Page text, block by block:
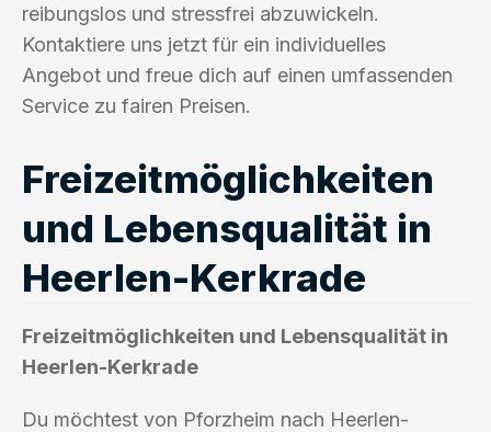
reibungslos und stressfrei abzuwickeln.
Kontaktiere uns jetzt für ein individuelles
Angebot und freue dich auf einen umfassenden
Service zu fairen Preisen.
Freizeitmöglichkeiten
und Lebensqualität in
Heerlen-Kerkrade
Freizeitmöglichkeiten und Lebensqualität in
Heerlen-Kerkrade
Du möchtest von Pforzheim nach Heerlen-